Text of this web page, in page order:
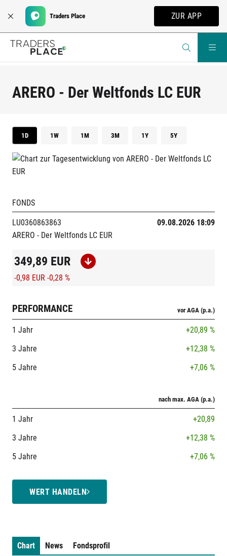
Traders Place ZUR APP
ARERO - Der Weltfonds LC EUR
1D 1W 1M 3M 1Y 5Y
FONDS
LU0360863863
ARERO - Der Weltfonds LC EUR
09.08.2026 18:09
349,89 EUR
-0,98 EUR -0,28 %
PERFORMANCE vor AGA (p.a.)
1 Jahr
+20,89 %
3 Jahre
+12,38 %
5 Jahre
+7,06 %
nach max. AGA (p.a.)
1 Jahr
+20,89
3 Jahre
+12,38 %
5 Jahre
+7,06 %
WERT HANDELN
Chart News Fondsprofil